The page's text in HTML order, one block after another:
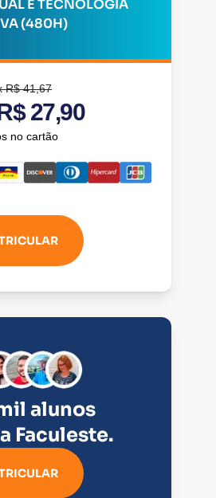
E TECNOLOGIA
(480H)
R$ 41,67
27,90
no cartão
alunos
Faculeste.